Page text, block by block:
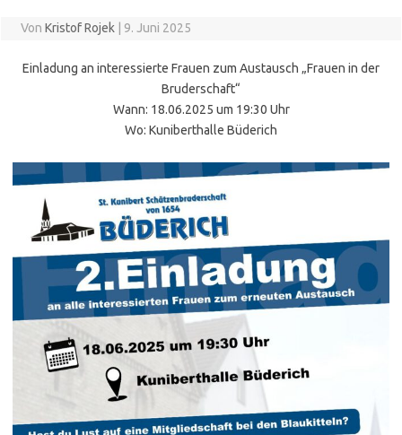
Von Kristof Rojek 9. Juni 2025
Einladung an interessierte Frauen zum Austausch „Frauen in der
Bruderschaft“
Wann: 18.06.2025 um 19:30 Uhr
Wo: Kuniberthalle Büderich